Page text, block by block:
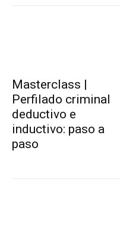
Masterclass |
Perfilado criminal
deductivo e
inductivo: paso a
paso